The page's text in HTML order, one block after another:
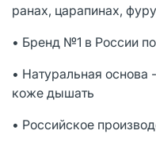
ранах, царапинах,
• Бренд №1 в России
• Натуральная основа
коже дышать
• Российское